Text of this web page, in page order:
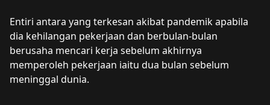
Entiri antara yang terkesan akibat pandemik apabila
dia kehilangan pekerjaan dan berbulan-bulan
berusaha mencari kerja sebelum akhirnya
memperoleh pekerjaan iaitu dua bulan sebelum
meninggal dunia.